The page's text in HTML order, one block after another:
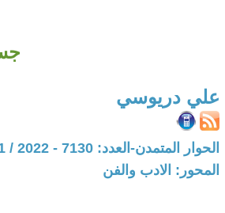
علي دريوسي
الحوار المتمدن-العدد: 7130 - 2022 / 1 / 8 - 01:22
المحور: الادب والفن